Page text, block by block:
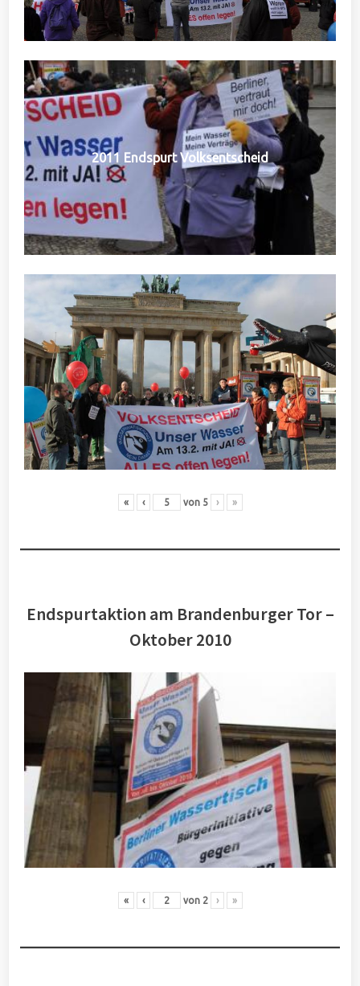
2011 Endspurt Volksentscheid
« ‹ von 5 › »
Endspurtaktion am Brandenburger Tor –
Oktober 2010
« ‹ von 2 › »